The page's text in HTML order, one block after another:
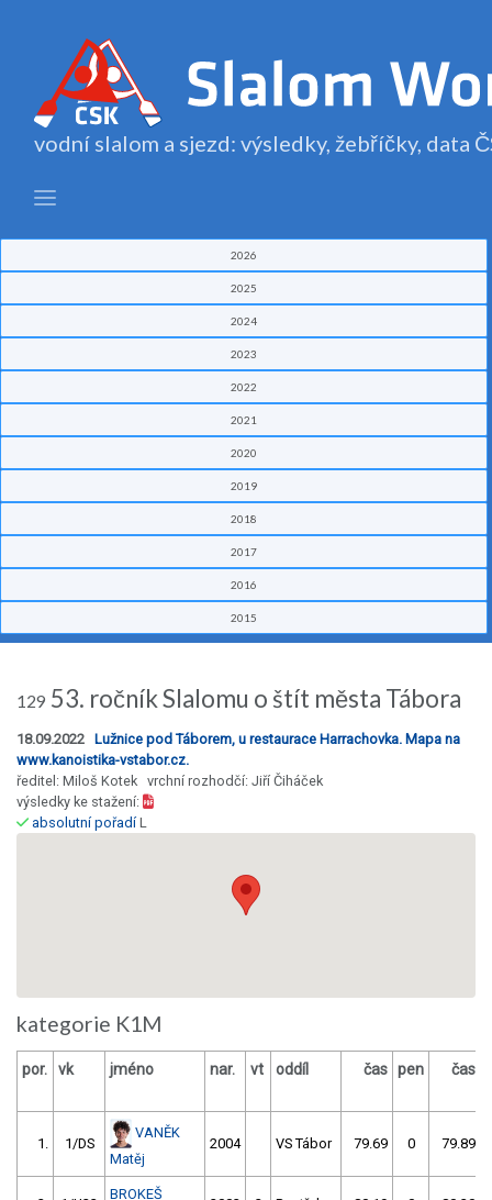
vodní slalom a sjezd: výsledky, žebříčky, data
2026
2025
2024
2023
2022
2021
2020
2019
2018
2017
2016
2015
129 53. ročník Slalomu o štít města Tábora
18.09.2022 Lužnice pod Táborem, u restaurace Harrachovka. Mapa na
www.kanoistika-vstabor.cz.
ředitel: Miloš Kotek vrchní rozhodčí: Jiří Čiháček
výsledky ke stažení:
absolutní pořadíL
kategorie K1M
por. vk jméno nar. vt oddíl čas pen čas
1. 1/DS
VANĚK
Matěj
2004 VS Tábor 79.69 0 79.89
BROKEŠ